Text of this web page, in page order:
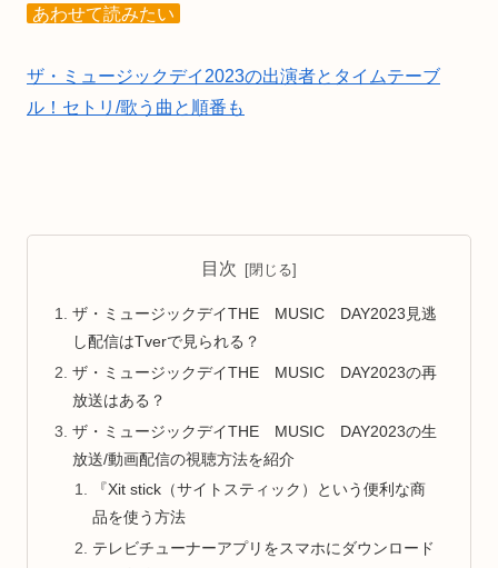
あわせて読みたい
ザ・ミュージックデイ2023の出演者とタイムテーブ
ル！セトリ/歌う曲と順番も
目次
ザ・ミュージックデイTHE MUSIC DAY2023見逃
し配信はTverで見られる？
ザ・ミュージックデイTHE MUSIC DAY2023の再
放送はある？
ザ・ミュージックデイTHE MUSIC DAY2023の生
放送/動画配信の視聴方法を紹介
『Xit stick（サイトスティック）という便利な商
品を使う方法
テレビチューナーアプリをスマホにダウンロード